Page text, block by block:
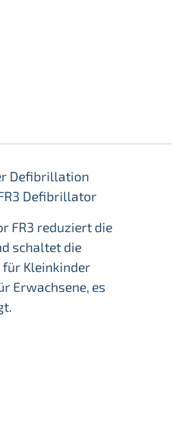
Defibrillation
Defibrillator
FR3 reduziert die
schaltet die
Kleinkinder
Erwachsene, es